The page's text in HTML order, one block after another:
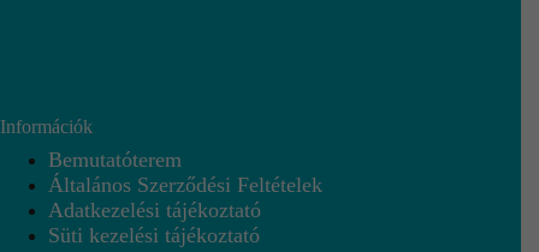
Információk
Bemutatóterem
Általános Szerződési Feltételek
Adatkezelési tájékoztató
Süti kezelési tájékoztató